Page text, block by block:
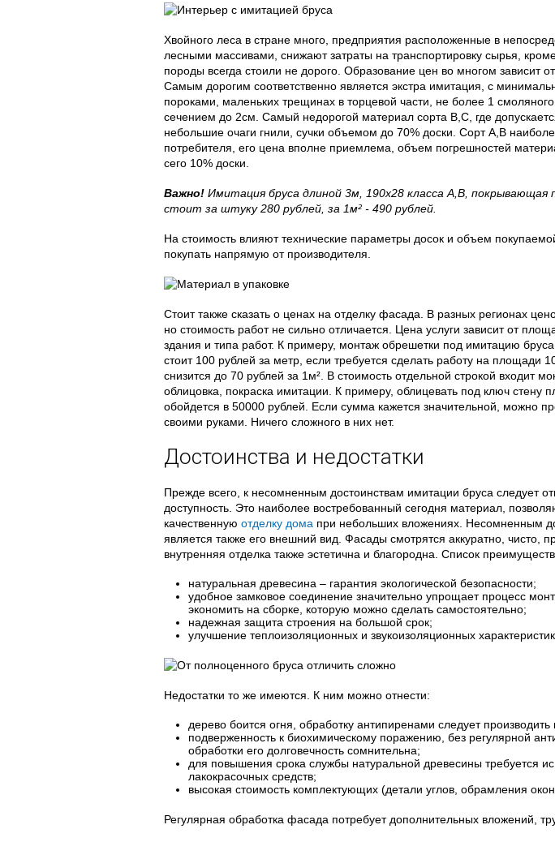
Хвойного леса в стране много, предприятия расположенные в
лесными массивами, снижают затраты на транспортировку сырья,
породы всегда стоили не дорого. Образование цен во многом зависит
Самым дорогим соответственно является экстра имитация, с
пороками, маленьких трещинах в торцевой части, не более 1
сечением до 2см. Самый недорогой материал сорта В,С, где
небольшие очаги гнили, сучки объемом до 70% доски. Сорт А,В
потребителя, его цена вполне приемлема, объем погрешностей
сего 10% доски.
Важно! Имитация бруса длиной 3м, 190х28 класса А,В, покрывающая
стоит за штуку 280 рублей, за 1м² - 490 рублей.
На стоимость влияют технические параметры досок и объем
покупать напрямую от производителя.
Стоит также сказать о ценах на отделку фасада. В разных регионах
но стоимость работ не сильно отличается. Цена услуги зависит от
здания и типа работ. К примеру, монтаж обрешетки под имитацию
стоит 100 рублей за метр, если требуется сделать работу на площади
снизится до 70 рублей за 1м². В стоимость отдельной строкой входит
облицовка, покраска имитации. К примеру, облицевать под ключ стену
обойдется в 50000 рублей. Если сумма кажется значительной, можно
своими руками. Ничего сложного в них нет.
Достоинства и недостатки
Прежде всего, к несомненным достоинствам имитации бруса следует
доступность. Это наиболее востребованный сегодня материал,
качественную отделку дома при небольших вложениях. Несомненным
является также его внешний вид. Фасады смотрятся аккуратно, чисто,
внутренняя отделка также эстетична и благородна. Список
натуральная древесина – гарантия экологической безопасности;
удобное замковое соединение значительно упрощает процесс
экономить на сборке, которую можно сделать самостоятельно;
надежная защита строения на большой срок;
улучшение теплоизоляционных и звукоизоляционных
Недостатки то же имеются. К ним можно отнести:
дерево боится огня, обработку антипиренами следует
подверженность к биохимическому поражению, без регулярной
обработки его долговечность сомнительна;
для повышения срока службы натуральной древесины требуется
лакокрасочных средств;
высокая стоимость комплектующих (детали углов, обрамления
Регулярная обработка фасада потребует дополнительных вложений,